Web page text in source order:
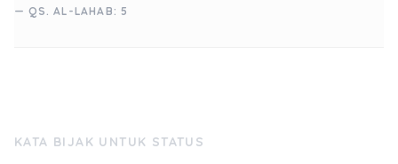
— QS. AL-LAHAB: 5
KATA BIJAK UNTUK STATUS